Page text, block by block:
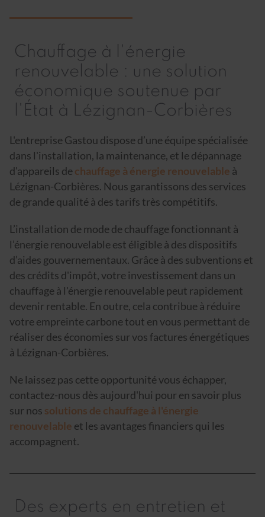
Chauffage à l'énergie
renouvelable : une solution
économique soutenue par
l'État à Lézignan-Corbières
L'entreprise Gastou dispose d’une équipe spécialisée
dans l'installation, la maintenance, et le dépannage
d'appareils dechauffage à énergie renouvelable à
Lézignan-Corbières. Nous garantissons des services
de grande qualité à des tarifs très compétitifs.
L’installation de mode de chauffage fonctionnant à
l’énergie renouvelable est éligible à des dispositifs
d’aides gouvernementaux. Grâce à des subventions et
des crédits d'impôt, votre investissement dans un
chauffage à l'énergie renouvelable peut rapidement
devenir rentable. En outre, cela contribue à réduire
votre empreinte carbone tout en vous permettant de
réaliser des économies sur vos factures énergétiques
à Lézignan-Corbières.
Ne laissez pas cette opportunité vous échapper,
contactez-nous dès aujourd'hui pour en savoir plus
sur nos solutions de chauffage à l'énergie
renouvelable et les avantages financiers qui les
accompagnent.
Des experts en entretien et